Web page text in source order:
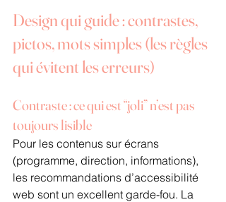
Design qui guide : contrastes,
pictos, mots simples (les règles
qui évitent les erreurs)
Contraste : ce qui est “joli” n’est pas
toujours lisible
Pour les contenus sur écrans
(programme, direction, informations),
les recommandations d’accessibilité
web sont un excellent garde-fou. La